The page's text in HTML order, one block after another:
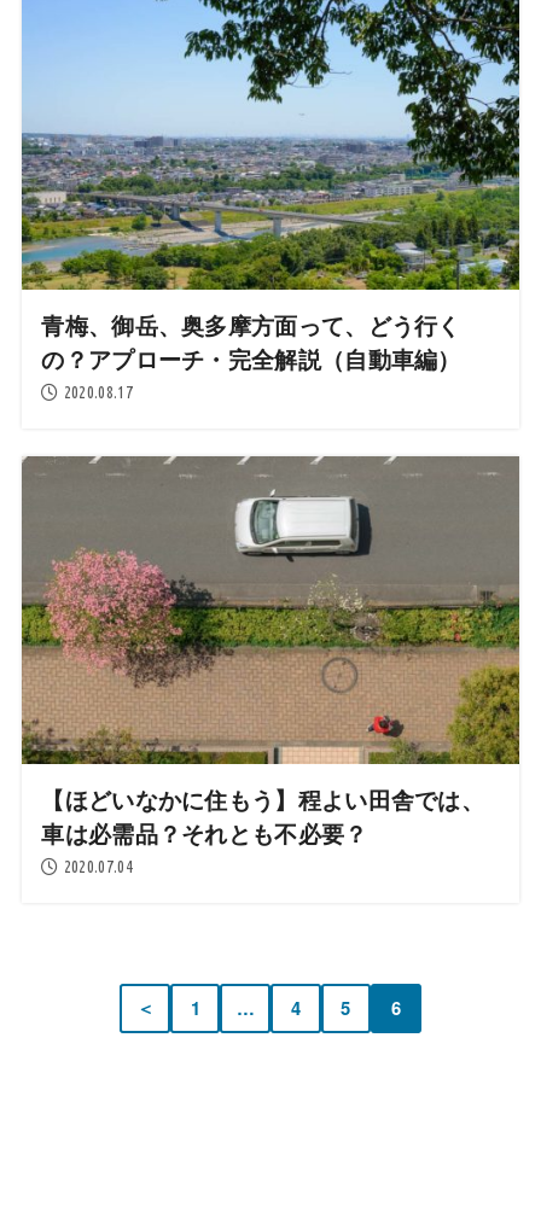
青梅、御岳、奥多摩方面って、どう行く
の？アプローチ・完全解説（自動車編）
2020.08.17
【ほどいなかに住もう】程よい田舎では、
車は必需品？それとも不必要？
2020.07.04
＜ 1 … 4 5 6